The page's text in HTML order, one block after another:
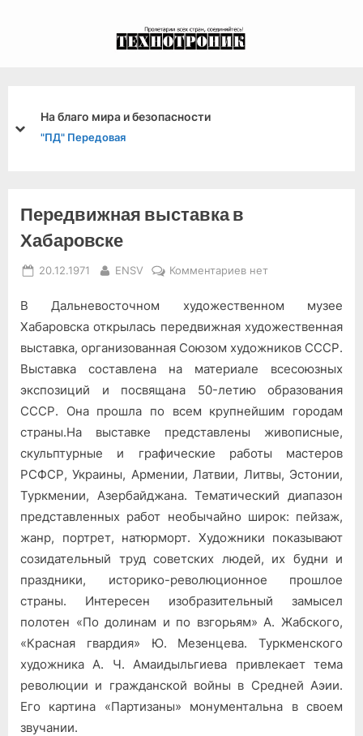
На благо мира и безопасности
"ПД" Передовая
prev
next
Передвижная выставка в
Хабаровске
Posted
20.12.1971 By
ENSV Комментариевк
Передвижная
выставка
Хабаровске
нет
В Дальневосточном художественном музее
Хабаровска открылась передвижная художественная
выставка, организованная Союзом художников СССР.
Выставка составлена на материале всесоюзных
экспозиций и посвящана 50-летию образования
СССР. Она прошла по всем крупнейшим городам
страны.На выставке представлены живописные,
скульптурные и графические работы мастеров
РСФСР, Украины, Армении, Латвии, Литвы, Эстонии,
Туркмении, Азербайджана. Тематический диапазон
представленных работ необычайно широк: пейзаж,
жанр, портрет, натюрморт. Художники показывают
созидательный труд советских людей, их будни и
праздники, историко-революционное прошлое
страны. Интересен изобразительный замысел
полотен «По долинам и по взгорьям» А. Жабского,
«Красная гвардия» Ю. Мезенцева. Туркменского
художника А. Ч. Амаидыльгиева привлекает тема
революции и гражданской войны в Средней Аэии.
Его картина «Партизаны» монументальна в своем
звучании.